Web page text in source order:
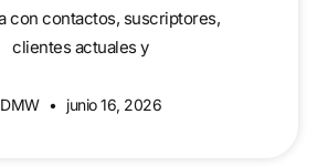
con contactos, suscriptores,
clientes actuales y
DMW junio 16, 2026